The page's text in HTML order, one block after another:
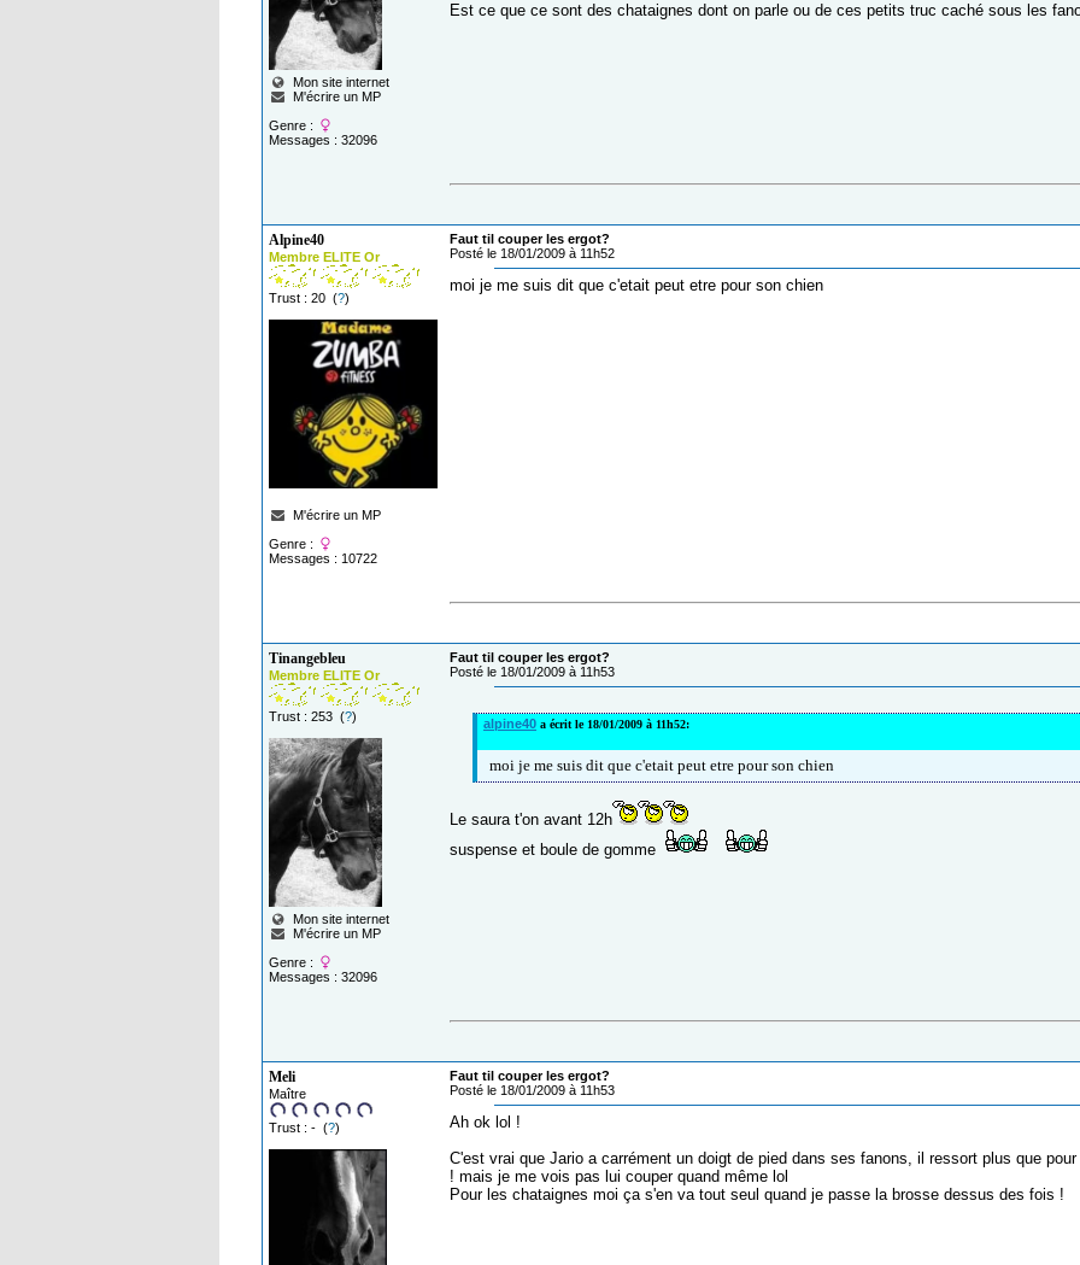
Mon site internet
M'écrire un MP
Genre :
Messages : 32096
Est ce que ce sont des chataignes dont on parle ou de ces petits truc caché sous les
Alpine40
Membre ELITE Or
Trust : 20 (?)
M'écrire un MP
Genre :
Messages : 10722
Faut til couper les ergot?
Posté le 18/01/2009 à 11h52
moi je me suis dit que c'etait peut etre pour son chien
Tinangebleu
Membre ELITE Or
Trust : 253 (?)
Mon site internet
M'écrire un MP
Genre :
Messages : 32096
Faut til couper les ergot?
Posté le 18/01/2009 à 11h53
alpine40 a écrit le 18/01/2009 à 11h52:
moi je me suis dit que c'etait peut etre pour son chien
Le saura t'on avant 12h
suspense et boule de gomme
Meli
Maître
Trust : - (?)
Faut til couper les ergot?
Posté le 18/01/2009 à 11h53
Ah ok lol !
C'est vrai que Jario a carrément un doigt de pied dans ses fanons, il ressort plus que
! mais je me vois pas lui couper quand même lol
Pour les chataignes moi ça s'en va tout seul quand je passe la brosse dessus des fois !